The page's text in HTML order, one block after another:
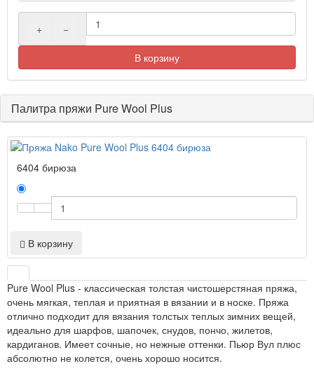
+ −
В корзину
Палитра пряжи Pure Wool Plus
6404 бирюза
В корзину
Pure Wool Plus - классическая толстая чистошерстяная пряжа,
очень мягкая, теплая и приятная в вязании и в носке. Пряжа
отлично подходит для вязания толстых теплых зимних вещей,
идеально для шарфов, шапочек, снудов, пончо, жилетов,
кардиганов. Имеет сочные, но нежные оттенки. Пьюр Вул плюс
абсолютно не колется, очень хорошо носится.